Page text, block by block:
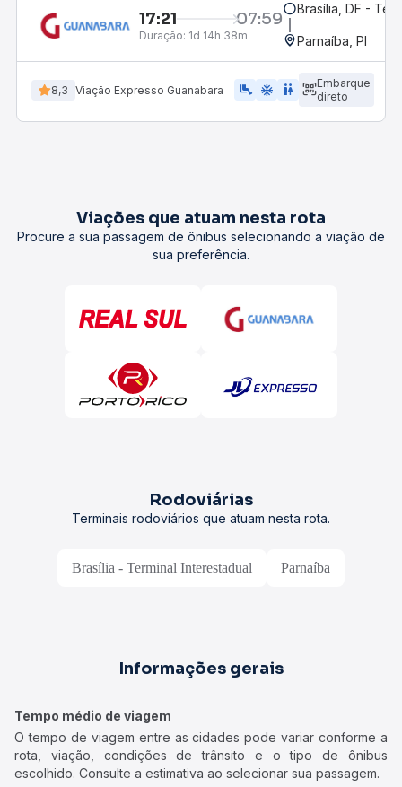
17:21 07:59
Duração: 1d 14h 38m
Brasília, DF -
Parnaíba, PI
8,3 Viação Expresso Guanabara airline_seat_legroom_extra ac_unit WC
Embarque
direto
Viações que atuam nesta rota
Procure a sua passagem de ônibus selecionando a viação de
sua preferência.
Rodoviárias
Terminais rodoviários que atuam nesta rota.
Brasília - Terminal Interestadual Parnaíba
Informações gerais
Tempo médio de viagem
O tempo de viagem entre as cidades pode variar conforme a
rota, viação, condições de trânsito e o tipo de ônibus
escolhido. Consulte a estimativa ao selecionar sua passagem.